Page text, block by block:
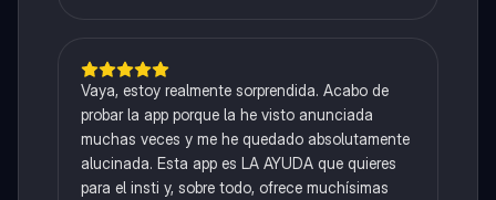
Vaya, estoy realmente sorprendida. Acabo de
probar la app porque la he visto anunciada
muchas veces y me he quedado absolutamente
alucinada. Esta app es LA AYUDA que quieres
para el insti y, sobre todo, ofrece muchísimas